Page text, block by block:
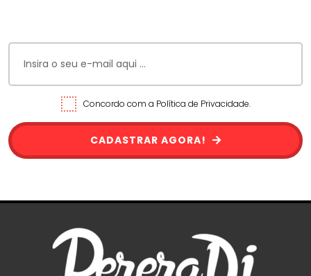
Concordo com a Política de Privacidade.
CADASTRAR AGORA!